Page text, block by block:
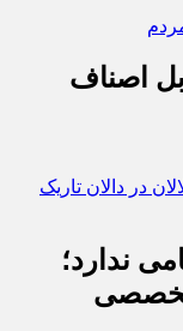
اصناف
ندارد؛
تخصصی